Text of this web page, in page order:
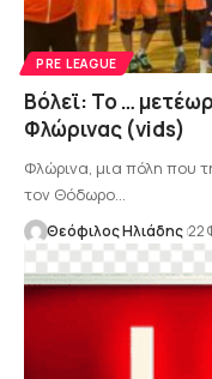
PRE LEAGUE
Βόλεϊ: Το …
Φλώρινας (vids)
Φλώρινα, μια πόλη που
τον Θόδωρο…
Θεόφιλος Ηλιάδης 22